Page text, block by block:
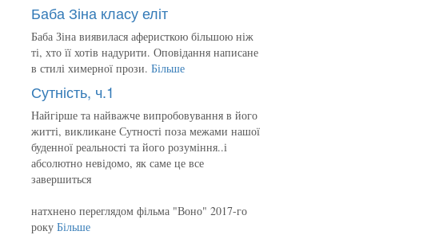
Баба Зіна класу еліт
Баба Зіна виявилася аферисткою більшою ніж
ті, хто її хотів надурити. Оповідання написане
в стилі химерної прози. Більше
Сутність, ч.1
Найгірше та найважче випробовування в його
житті, викликане Сутності поза межами нашої
буденної реальності та його розуміння..і
абсолютно невідомо, як саме це все
завершиться
натхнено переглядом фільма "Воно" 2017-го
року Більше